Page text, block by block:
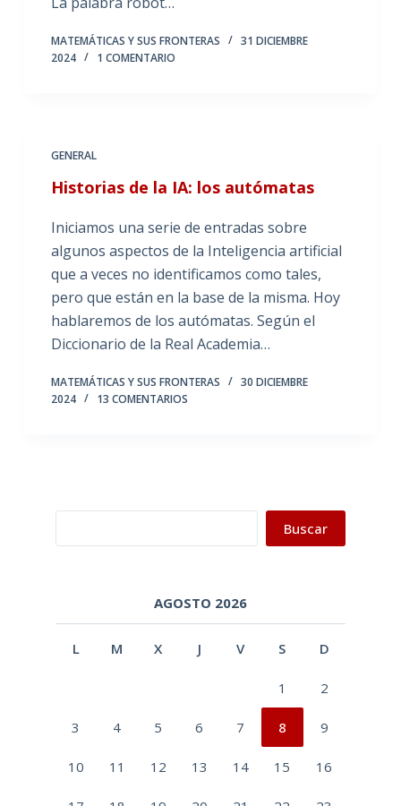
MATEMÁTICAS Y SUS FRONTERAS
31 DICIEMBRE
2024
1 COMENTARIO
GENERAL
Historias de la IA: los autómatas
Iniciamos una serie de entradas sobre
algunos aspectos de la Inteligencia artificial
que a veces no identificamos como tales,
pero que están en la base de la misma. Hoy
hablaremos de los autómatas. Según el
Diccionario de la Real Academia…
MATEMÁTICAS Y SUS FRONTERAS
30 DICIEMBRE
2024
13 COMENTARIOS
Buscar
AGOSTO 2026
L M X J V S D
1 2
3 4 5 6 7 8 9
10 11 12 13 14 15 16